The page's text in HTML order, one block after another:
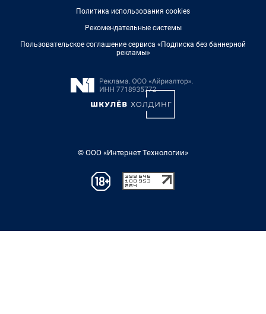
Политика использования cookies
Рекомендательные системы
Пользовательское соглашение сервиса «Подписка без баннерной
рекламы»
© ООО «Интернет Технологии»